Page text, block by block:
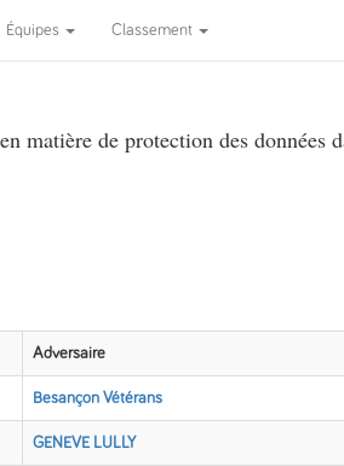
Équipes Classement
matière de protection des
Adversaire
Besançon Vétérans
GENEVE LULLY